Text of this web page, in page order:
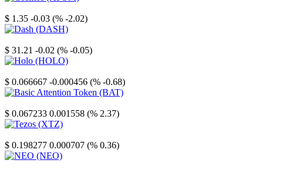
$ 1.35 -0.03 (% -2.02)
$ 31.21 -0.02 (% -0.05)
$ 0.066667 -0.000456 (% -0.68)
$ 0.067233 0.001558 (% 2.37)
$ 0.198277 0.000707 (% 0.36)